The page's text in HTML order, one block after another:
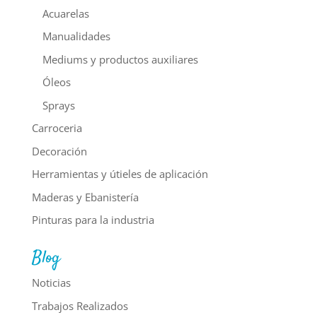
Acuarelas
Manualidades
Mediums y productos auxiliares
Óleos
Sprays
Carroceria
Decoración
Herramientas y útieles de aplicación
Maderas y Ebanistería
Pinturas para la industria
Blog
Noticias
Trabajos Realizados